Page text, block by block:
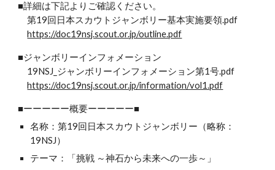
■詳細は下記よりご確認ください。
第19回日本スカウトジャンボリー基本実施要領.pdf
https://doc19nsj.scout.or.jp/outline.pdf
■ジャンボリーインフォメーション
19NSJ_ジャンボリーインフォメーション第1号.pdf
https://doc19nsj.scout.or.jp/information/vol1.pdf
■ーーーーー概要ーーーーー■
名称：第19回日本スカウトジャンボリー（略称：
19NSJ）
テーマ：「挑戦 ～神石から未来への一歩～」